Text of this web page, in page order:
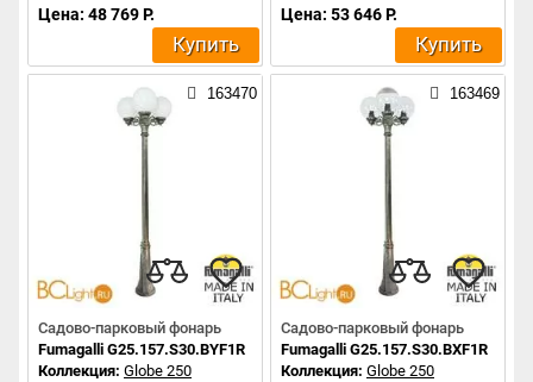
Цена: 48 769 Р.
Купить
Цена: 53 646 Р.
Купить
163470
Садово-парковый фонарь
Fumagalli G25.157.S30.BYF1R
Коллекция: Globe 250
163469
Садово-парковый фонарь
Fumagalli G25.157.S30.BXF1R
Коллекция: Globe 250